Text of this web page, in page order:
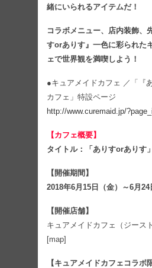
緒にいられるアイテムだ！
コラボメニュー、店内装飾、
すorありす』一色に彩られた
ェで世界観を満喫しよう！
●キュアメイドカフェ ／「『
カフェ」特設ページ
http://www.curemaid.jp/
【カフェ概要】
タイトル：「ありすorありす
【開催期間】
2018年6月15日（金）～6月24
【開催店舗】
キュアメイドカフェ（ジース
[map]
【キュアメイドカフェコラボ